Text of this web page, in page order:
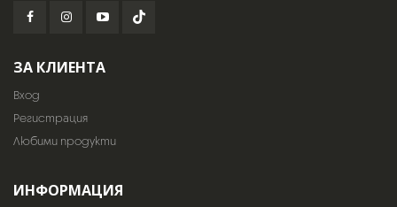
ЗА КЛИЕНТА
Вход
Регистрация
Любими продукти
ИНФОРМАЦИЯ